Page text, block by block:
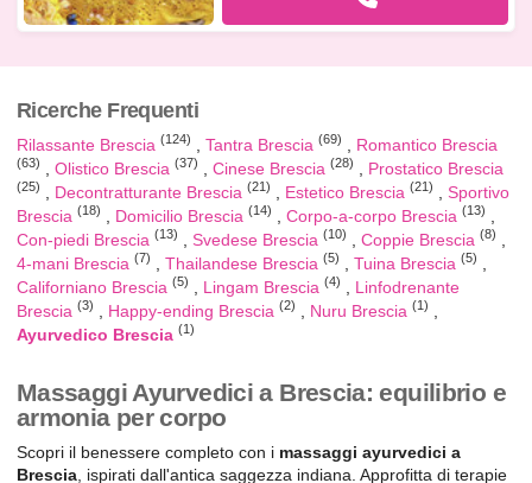
Ricerche Frequenti
Rilassante Brescia (124) Tantra Brescia (69) Romantico Brescia
(63) Olistico Brescia (37) Cinese Brescia (28) Prostatico Brescia
(25) Decontratturante Brescia (21) Estetico Brescia (21)
Sportivo
Brescia (18) Domicilio Brescia (14) Corpo-a-corpo Brescia (13)
Con-piedi Brescia (13) Svedese Brescia (10) Coppie Brescia (8)
4-mani Brescia (7) Thailandese Brescia (5) Tuina Brescia (5)
Californiano Brescia (5) Lingam Brescia (4)
Linfodrenante
Brescia (3) Happy-ending Brescia (2) Nuru Brescia (1)
Ayurvedico Brescia (1)
Massaggi Ayurvedici a Brescia: equilibrio e
armonia per corpo
Scopri il benessere completo con i massaggi ayurvedici a
Brescia , ispirati dall'antica saggezza indiana. Approfitta di terapie